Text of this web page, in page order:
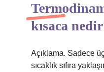
kısaca
Açıklama. Sadece
sıcaklık sıfıra